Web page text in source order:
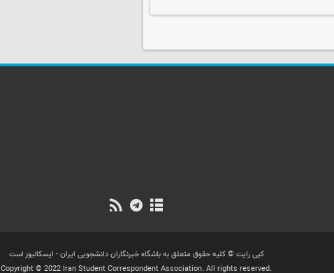
کپی رایت © کلیه حقوق متعلق به باشگاه خبرنگاران دانشجویی ایران - ایسکانیوز است
Copyright © 2022 Iran Student Correspondent Association. All rights reserved.